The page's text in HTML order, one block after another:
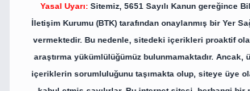
Yasal Uyarı: Sitemiz, 5651 Sayılı Kanun gereğince
İletişim Kurumu (BTK) tarafından onaylanmış bir Yer
vermektedir. Bu nedenle, sitedeki içerikleri proaktif
araştırma yükümlülüğümüz bulunmamaktadır. Ancak,
içeriklerin sorumluluğunu taşımakta olup, siteye üye